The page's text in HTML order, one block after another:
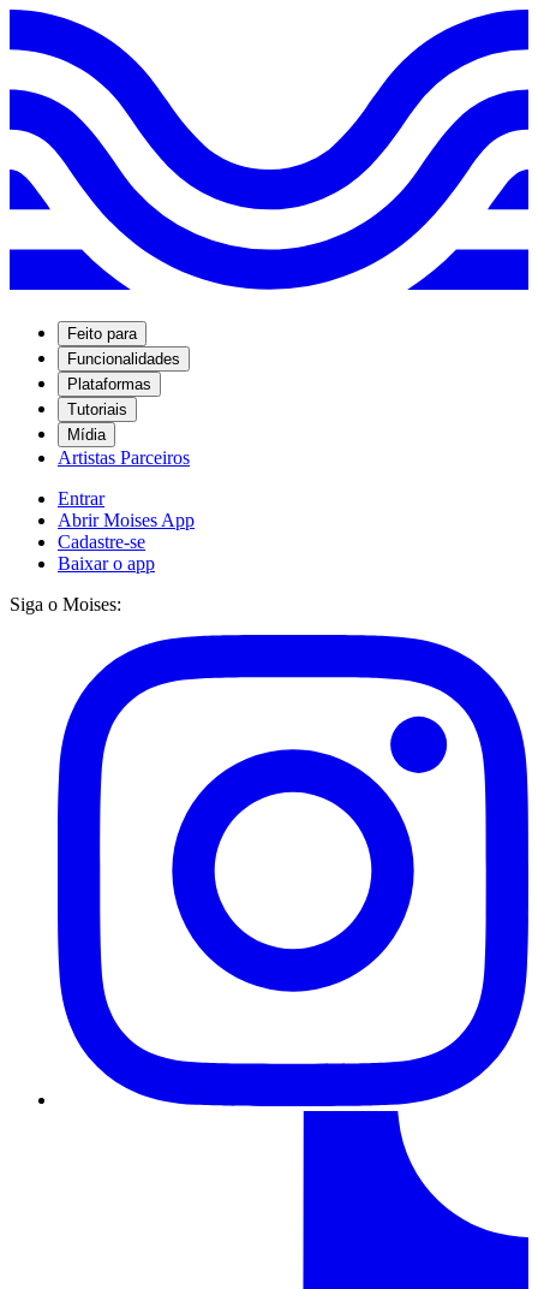
Feito para
Funcionalidades
Plataformas
Tutoriais
Mídia
Artistas Parceiros
Entrar
Abrir Moises App
Cadastre-se
Baixar o app
Siga o Moises: